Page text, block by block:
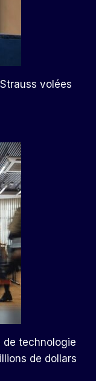
volées
de technologie
de dollars